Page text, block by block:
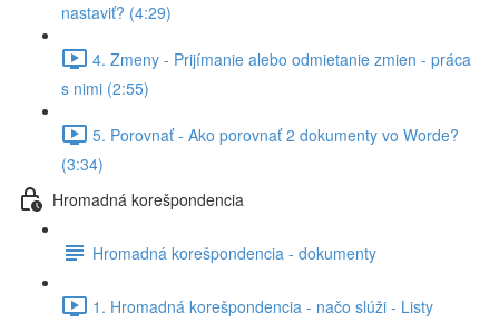
nastaviť? (4:29)
4. Zmeny - Prijímanie alebo odmietanie zmien - práca
s nimi (2:55)
5. Porovnať - Ako porovnať 2 dokumenty vo Worde?
(3:34)
Hromadná korešpondencia
Hromadná korešpondencia - dokumenty
1. Hromadná korešpondencia - načo slúži - Listy